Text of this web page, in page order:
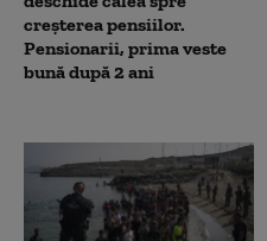
creșterea pensiilor.
Pensionarii, prima veste
bună după 2 ani